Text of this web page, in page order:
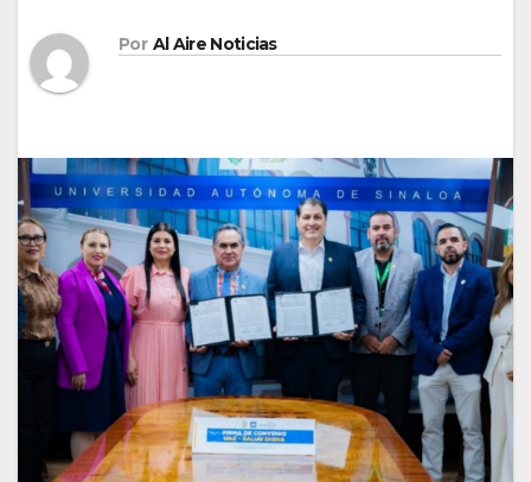
Por Al Aire Noticias